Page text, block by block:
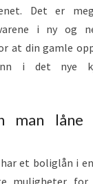
Det er
i ny og
at din gamle
i det nye
man låne
et boliglån i